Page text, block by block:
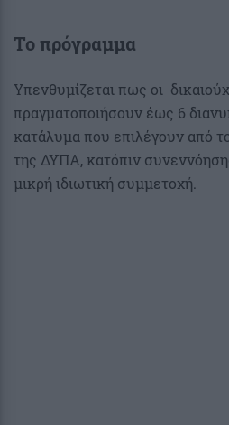
Το πρόγραμμα
Υπενθυμίζεται πως οι
πραγματοποιήσουν έως 6
κατάλυμα που επιλέγουν από
της ΔΥΠΑ, κατόπιν
μικρή ιδιωτική συμμετοχή.